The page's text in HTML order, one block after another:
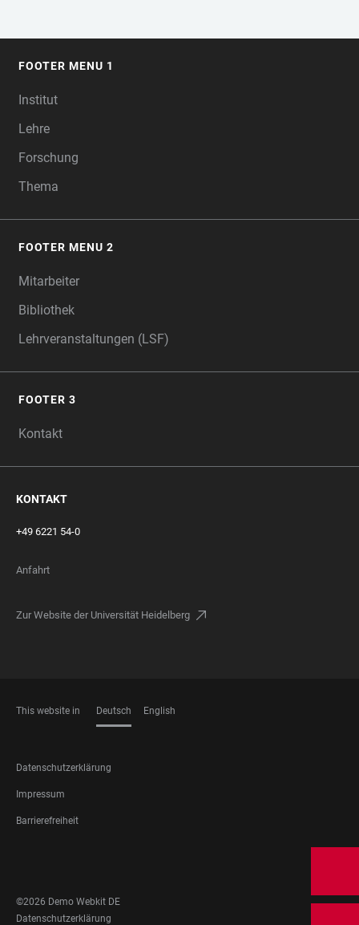
FOOTER MENU 1
Institut
Lehre
Forschung
Thema
FOOTER MENU 2
Mitarbeiter
Bibliothek
Lehrveranstaltungen (LSF)
FOOTER 3
Kontakt
KONTAKT
+49 6221 54-0
Anfahrt
Zur Website der Universität Heidelberg
This website in Deutsch English
FOOTER
LEGAL
Datenschutzerklärung
Impressum
Barrierefreiheit
MEDIA
©2026 Demo Webkit DE
FOOTER
Datenschutzerklärung